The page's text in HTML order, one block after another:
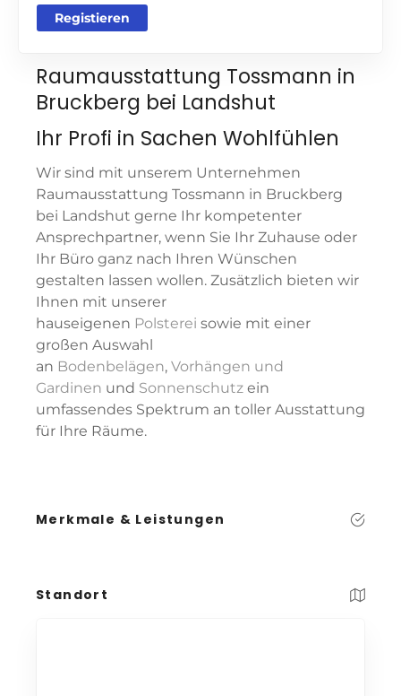
Registieren
Raumausstattung Tossmann in
Bruckberg bei Landshut
Ihr Profi in Sachen Wohlfühlen
Wir sind mit unserem Unternehmen
Raumausstattung Tossmann in Bruckberg
bei Landshut gerne Ihr kompetenter
Ansprechpartner, wenn Sie Ihr Zuhause oder
Ihr Büro ganz nach Ihren Wünschen
gestalten lassen wollen. Zusätzlich bieten wir
Ihnen mit unserer
hauseigenen Polsterei sowie mit einer
großen Auswahl
an Bodenbelägen, Vorhängen und
Gardinen und Sonnenschutz ein
umfassendes Spektrum an toller Ausstattung
für Ihre Räume.
Merkmale & Leistungen
Standort